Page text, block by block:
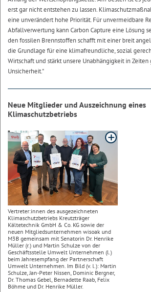
erst gar nicht entstehen zu lassen.
eine unverändert hohe Priorität. Für unvermeidbare
Abfallverwertung kann Carbon Capture eine Lösung
den fossilen Brennstoffen schafft mit einer breit
die Grundlage für eine klimafreundliche, sozial
Wirtschaft und stärkt unsere Unabhängigkeit in
Unsicherheit."
Neue Mitglieder und Auszeichnung eines
Klimaschutzbetriebs
Vertreter:innen des ausgezeichneten
Klimaschutzbetriebs Kreutzträger
Kältetechnik GmbH & Co. KG sowie der
neuen Mitgliedsunternehmen wisoak und
M3B gemeinsam mit Senatorin Dr. Henrike
Müller (r.) und Martin Schulze von der
Geschäftsstelle Umwelt Unternehmen (l.)
beim Jahresempfang der Partnerschaft
Umwelt Unternehmen. Im Bild (v. l.): Martin
Schulze, Jan-Peter Nissen, Dominic Bergner,
Dr. Thomas Gebel, Bernadette Raab, Felix
Böhme und Dr. Henrike Müller.